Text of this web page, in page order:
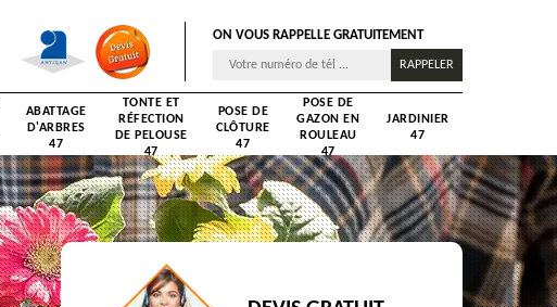
ON VOUS RAPPELLE GRATUITEMENT
ABATTAGE
D'ARBRES
47
TONTE ET
RÉFECTION
DE PELOUSE
47
POSE DE
CLÔTURE
47
POSE DE
GAZON EN
ROULEAU
47
JARDINIER
47